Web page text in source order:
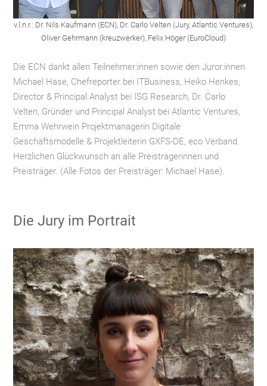
v.l.n.r.: Dr. Nils Kaufmann (ECN), Dr. Carlo Velten (Jury, Atlantic Ventures),
Oliver Gehrmann (kreuzwerker), Felix Höger (EuroCloud)
Die ECN dankt allen Teilnehmer:innen sowie den Juror:innen
Michael Hase, Chefreporter bei ITBusiness, Heiko Henkes,
Director & Principal Analyst bei ISG Research, Dr. Carlo
Velten, Gründer und Principal Analyst bei Atlantic Ventures,
Emma Wehrwein Projektmanagerin Digitale
Geschäftsmodelle & Projektleiterin GXFS-DE, eco Verband.
Herzlichen Glückwunsch an alle Preisträgerinnen und
Preisträger. (Alle Fotos der Preisträger: Michael Hase).
Die Jury im Portrait